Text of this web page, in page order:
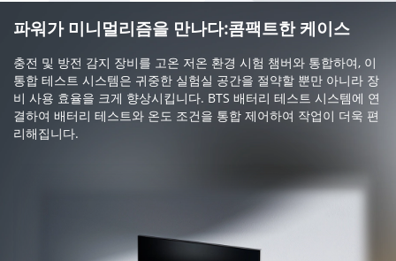
파워가 미니멀리즘을 만나다:콤팩트한 케이스
충전 및 방전 감지 장비를 고온 저온 환경 시험 챔버와 통합하여, 이
통합 테스트 시스템은 귀중한 실험실 공간을 절약할 뿐만 아니라 장
비 사용 효율을 크게 향상시킵니다. BTS 배터리 테스트 시스템에 연
결하여 배터리 테스트와 온도 조건을 통합 제어하여 작업이 더욱 편
리해집니다.